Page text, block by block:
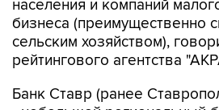
населения и компаний
бизнеса (преимущественно
сельским хозяйством),
рейтингового агентства
Банк Ставр (ранее